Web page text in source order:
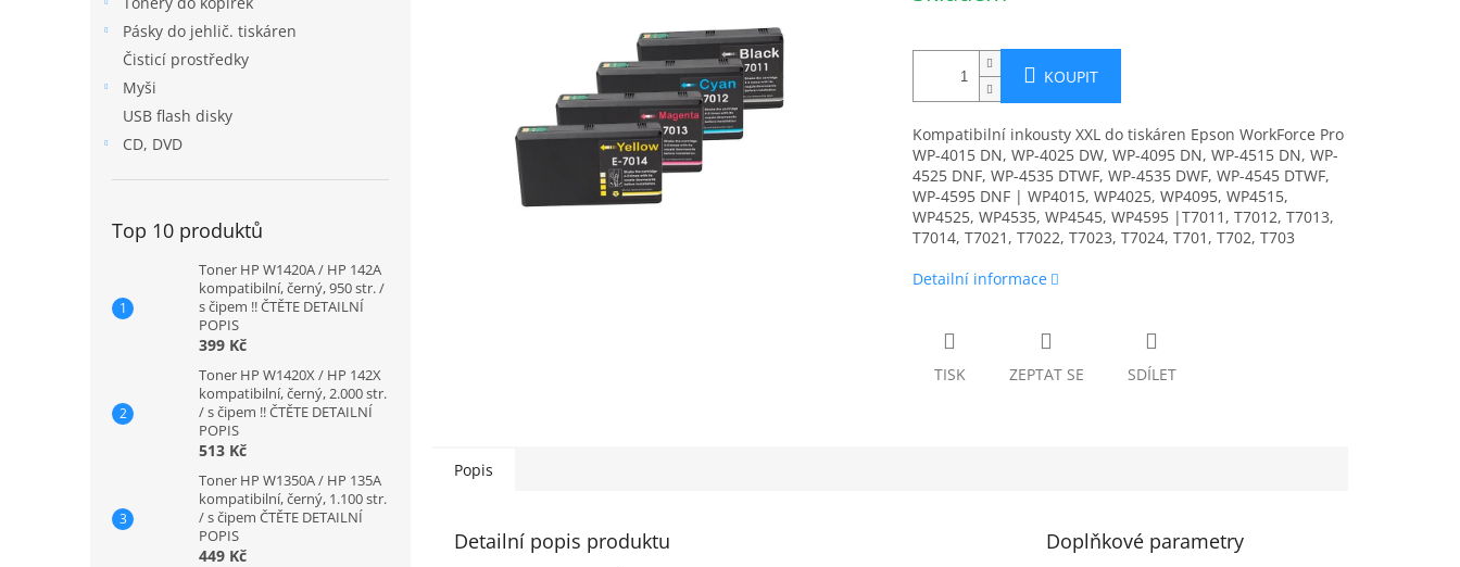
Pásky do jehlič. tiskáren
Čisticí prostředky
Myši
USB flash disky
CD, DVD
Top 10 produktů
Toner HP W1420A / HP 142A
kompatibilní, černý, 950 str. /
s čipem !! ČTĚTE DETAILNÍ
POPIS
399 Kč
Toner HP W1420X / HP 142X
kompatibilní, černý, 2.000 str.
/ s čipem !! ČTĚTE DETAILNÍ
POPIS
513 Kč
Toner HP W1350A / HP 135A
kompatibilní, černý, 1.100 str.
/ s čipem ČTĚTE DETAILNÍ
POPIS
449 Kč
KOUPIT
Kompatibilní inkousty XXL do tiskáren Epson WorkForce Pro
WP-4015 DN, WP-4025 DW, WP-4095 DN, WP-4515 DN, WP-
4525 DNF, WP-4535 DTWF, WP-4535 DWF, WP-4545 DTWF,
WP-4595 DNF | WP4015, WP4025, WP4095, WP4515,
WP4525, WP4535, WP4545, WP4595 |T7011, T7012, T7013,
T7014, T7021, T7022, T7023, T7024, T701, T702, T703
Detailní informace
TISK ZEPTAT SE SDÍLET
Popis
Detailní popis produktu
Doplňkové parametry